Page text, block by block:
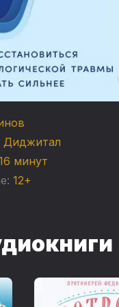
Диджитал
минут
12+